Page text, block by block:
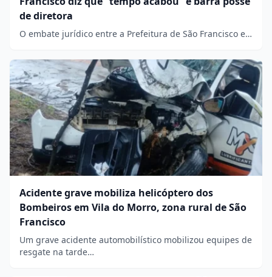
de diretora
O embate jurídico entre a Prefeitura de São Francisco e…
Acidente grave mobiliza helicóptero dos
Bombeiros em Vila do Morro, zona rural de São
Francisco
Um grave acidente automobilístico mobilizou equipes de
resgate na tarde…